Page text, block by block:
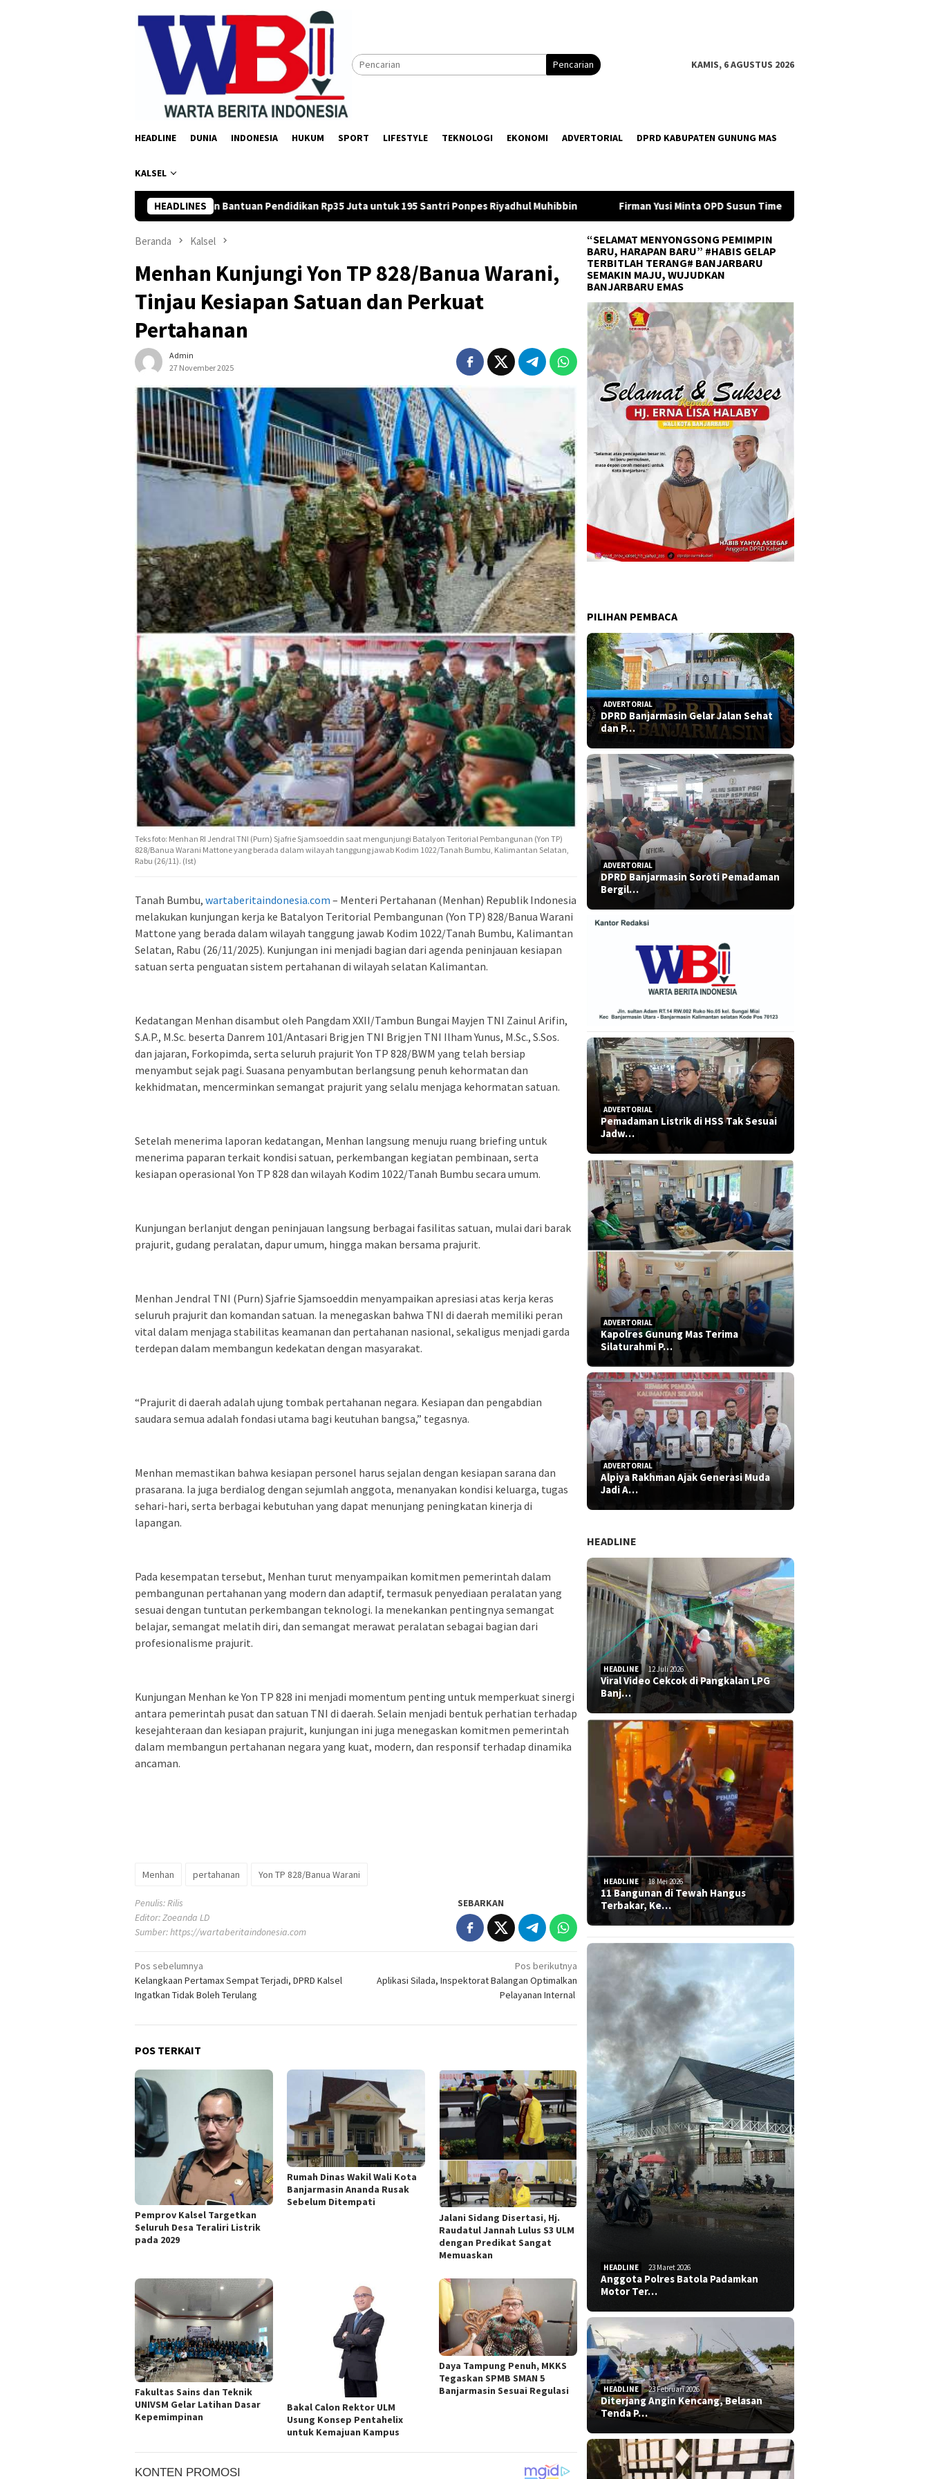
Pencarian KAMIS, 6 AGUSTUS 2026
HEADLINE DUNIA INDONESIA HUKUM SPORT LIFESTYLE TEKNOLOGI EKONOMI ADVERTORIAL DPRD KABUPATEN GUNUNG MAS
KALSEL
HEADLINES
Salurkan Bantuan Pendidikan Rp35 Juta untuk 195 Santri Ponpes Riyadhul Muhibbin Firman Yusi Minta OPD Susun Timeline Anggaran 2027 Sejak Awal Tahun
Beranda Kalsel
Menhan Kunjungi Yon TP 828/Banua Warani,
Tinjau Kesiapan Satuan dan Perkuat
Pertahanan
Admin
27 November 2025
Teks foto: Menhan RI Jendral TNI (Purn) Sjafrie Sjamsoeddin saat mengunjungi Batalyon Teritorial Pembangunan (Yon TP)
828/Banua Warani Mattone yang berada dalam wilayah tanggung jawab Kodim 1022/Tanah Bumbu, Kalimantan Selatan,
Rabu (26/11). (Ist)
Tanah Bumbu, wartaberitaindonesia.com – Menteri Pertahanan (Menhan) Republik Indonesia
melakukan kunjungan kerja ke Batalyon Teritorial Pembangunan (Yon TP) 828/Banua Warani
Mattone yang berada dalam wilayah tanggung jawab Kodim 1022/Tanah Bumbu, Kalimantan
Selatan, Rabu (26/11/2025). Kunjungan ini menjadi bagian dari agenda peninjauan kesiapan
satuan serta penguatan sistem pertahanan di wilayah selatan Kalimantan.
Kedatangan Menhan disambut oleh Pangdam XXII/Tambun Bungai Mayjen TNI Zainul Arifin,
S.A.P., M.Sc. beserta Danrem 101/Antasari Brigjen TNI Brigjen TNI Ilham Yunus, M.Sc., S.Sos.
dan jajaran, Forkopimda, serta seluruh prajurit Yon TP 828/BWM yang telah bersiap
menyambut sejak pagi. Suasana penyambutan berlangsung penuh kehormatan dan
kekhidmatan, mencerminkan semangat prajurit yang selalu menjaga kehormatan satuan.
Setelah menerima laporan kedatangan, Menhan langsung menuju ruang briefing untuk
menerima paparan terkait kondisi satuan, perkembangan kegiatan pembinaan, serta
kesiapan operasional Yon TP 828 dan wilayah Kodim 1022/Tanah Bumbu secara umum.
Kunjungan berlanjut dengan peninjauan langsung berbagai fasilitas satuan, mulai dari barak
prajurit, gudang peralatan, dapur umum, hingga makan bersama prajurit.
Menhan Jendral TNI (Purn) Sjafrie Sjamsoeddin menyampaikan apresiasi atas kerja keras
seluruh prajurit dan komandan satuan. Ia menegaskan bahwa TNI di daerah memiliki peran
vital dalam menjaga stabilitas keamanan dan pertahanan nasional, sekaligus menjadi garda
terdepan dalam membangun kedekatan dengan masyarakat.
“Prajurit di daerah adalah ujung tombak pertahanan negara. Kesiapan dan pengabdian
saudara semua adalah fondasi utama bagi keutuhan bangsa,” tegasnya.
Menhan memastikan bahwa kesiapan personel harus sejalan dengan kesiapan sarana dan
prasarana. Ia juga berdialog dengan sejumlah anggota, menanyakan kondisi keluarga, tugas
sehari-hari, serta berbagai kebutuhan yang dapat menunjang peningkatan kinerja di
lapangan.
Pada kesempatan tersebut, Menhan turut menyampaikan komitmen pemerintah dalam
pembangunan pertahanan yang modern dan adaptif, termasuk penyediaan peralatan yang
sesuai dengan tuntutan perkembangan teknologi. Ia menekankan pentingnya semangat
belajar, semangat melatih diri, dan semangat merawat peralatan sebagai bagian dari
profesionalisme prajurit.
Kunjungan Menhan ke Yon TP 828 ini menjadi momentum penting untuk memperkuat sinergi
antara pemerintah pusat dan satuan TNI di daerah. Selain menjadi bentuk perhatian terhadap
kesejahteraan dan kesiapan prajurit, kunjungan ini juga menegaskan komitmen pemerintah
dalam membangun pertahanan negara yang kuat, modern, dan responsif terhadap dinamika
ancaman.
Menhan pertahanan Yon TP 828/Banua Warani
Penulis: Rilis
Editor: Zoeanda LD
Sumber:https://wartaberitaindonesia.com
SEBARKAN
Navigasi
pos
Pos sebelumnya
Kelangkaan Pertamax Sempat Terjadi, DPRD Kalsel
Ingatkan Tidak Boleh Terulang
Pos berikutnya
Aplikasi Silada, Inspektorat Balangan Optimalkan
Pelayanan Internal
POS TERKAIT
Pemprov Kalsel Targetkan
Seluruh Desa Teraliri Listrik
pada 2029
Rumah Dinas Wakil Wali Kota
Banjarmasin Ananda Rusak
Sebelum Ditempati
Jalani Sidang Disertasi, Hj.
Raudatul Jannah Lulus S3 ULM
dengan Predikat Sangat
Memuaskan
Fakultas Sains dan Teknik
UNIVSM Gelar Latihan Dasar
Kepemimpinan
Bakal Calon Rektor ULM
Usung Konsep Pentahelix
untuk Kemajuan Kampus
Daya Tampung Penuh, MKKS
Tegaskan SPMB SMAN 5
Banjarmasin Sesuai Regulasi
“SELAMAT MENYONGSONG PEMIMPIN
BARU, HARAPAN BARU” #HABIS GELAP
TERBITLAH TERANG# BANJARBARU
SEMAKIN MAJU, WUJUDKAN
BANJARBARU EMAS
PILIHAN PEMBACA
ADVERTORIAL
DPRD Banjarmasin Gelar Jalan Sehat
dan P…
ADVERTORIAL
DPRD Banjarmasin Soroti Pemadaman
Bergil…
ADVERTORIAL
Pemadaman Listrik di HSS Tak Sesuai
Jadw…
ADVERTORIAL
Kapolres Gunung Mas Terima
Silaturahmi P…
ADVERTORIAL
Alpiya Rakhman Ajak Generasi Muda
Jadi A…
HEADLINE
HEADLINE 12 Juli 2026
Viral Video Cekcok di Pangkalan LPG
Banj…
HEADLINE 18 Mei 2026
11 Bangunan di Tewah Hangus
Terbakar, Ke…
HEADLINE 23 Maret 2026
Anggota Polres Batola Padamkan
Motor Ter…
HEADLINE 23 Februari 2026
Diterjang Angin Kencang, Belasan
Tenda P…